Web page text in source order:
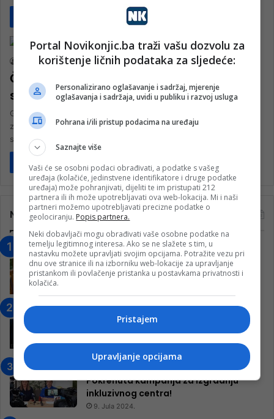
8. Marta 2024.
Čamdžić: Da ima dugme da zabrani
slikanje iftara, ja bih ga pritisnuo
Gost izdanja Klix Studija s Emelom Burdžović bio je glavni
zavidovićki imam Izet ef. Čamdžić. Uoči početka muslimanskog
svetog mjeseca…
Najčitanije
“Obrazovanje gradi BiH-Jovan Divjak“
– Konjic je u posljednje 22 godine imao
25 ​​stipendista
Nogometaši Igmana iznenadili
Konjičanke cvijećem i besplatnim
ulazom na utakmicu
Jablanica: “Budi mi prijatelj” –
Pokrenuta kampanja za izgradnju
inkluzivnog centra!
9. Jula 2024.
Portal Novikonjic.ba traži vašu dozvolu za
korištenje ličnih podataka za sljedeće:
Personalizirano oglašavanje i sadržaj, mjerenje
oglašavanja i sadržaja, uvidi u publiku i razvoj usluga
Pohrana i/ili pristup podacima na uređaju
Saznajte više
Vaši će se osobni podaci obrađivati, a podatke s vašeg
uređaja (kolačiće, jedinstvene identifikatore i druge podatke
uređaja) može pohranjivati, dijeliti te im pristupati 212
partnera ili ih može upotrebljavati ova web-lokacija. Mi i naši
partneri možemo upotrebljavati precizne podatke o
geolociranju. Popis partnera.
Neki dobavljači mogu obrađivati vaše osobne podatke na
temelju legitimnog interesa. Ako se ne slažete s tim, u
nastavku možete upravljati svojim opcijama. Potražite vezu pri
dnu ove stranice ili na izborniku web-lokacije za upravljanje
pristankom ili povlačenje pristanka u postavkama privatnosti i
kolačića.
Pristajem
Upravljanje opcijama